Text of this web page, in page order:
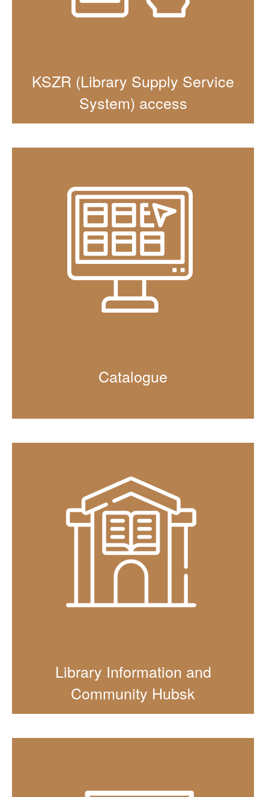
KSZR (Library Supply Service
System) access
Catalogue
Library Information and
Community Hubsk